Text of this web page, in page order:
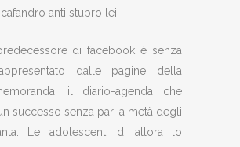
anti stupro lei.
di facebook è senza
dalle pagine della
il diario-agenda che
successo senza pari a metà degli
Le adolescenti di allora lo